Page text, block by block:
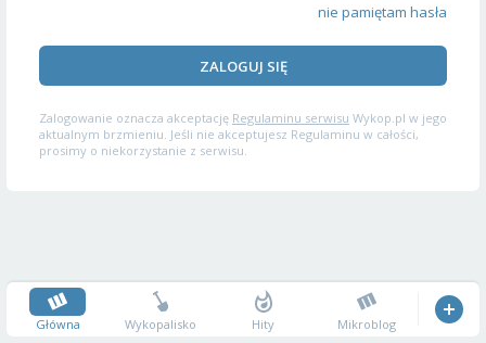
nie pamiętam hasła
ZALOGUJ SIĘ
Zalogowanie oznacza akceptację Regulaminu serwisu Wykop.pl w jego
aktualnym brzmieniu. Jeśli nie akceptujesz Regulaminu w całości,
prosimy o niekorzystanie z serwisu.
Główna Wykopalisko Hity Mikroblog